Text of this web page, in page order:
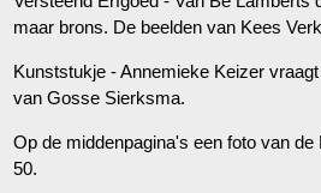
maar brons. De beelden van Kees
Kunststukje - Annemieke Keizer
van Gosse Sierksma.
Op de middenpagina's een foto van de
50.